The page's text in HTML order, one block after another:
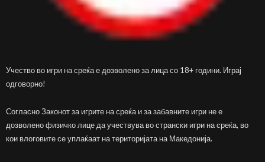
Учество во игри на среќа е дозволено за лица со 18+ години. Играј
одговорно!
Согласно Законот за игрите на среќа и за забавните игри не е
дозволено физичко лице да учествува во странски игри на среќа, во
кои влоговите се уплаќаат на територијата на Македонија.